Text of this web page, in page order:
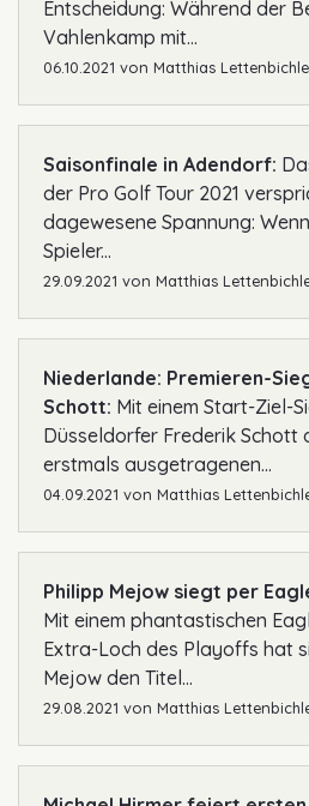
Entscheidung: Während der
Vahlenkamp mit...
06.10.2021 von Matthias
Saisonfinale in Adendorf:
der Pro Golf Tour 2021
dagewesene Spannung:
Spieler...
29.09.2021 von Matthias
Niederlande: Premieren-
Schott: Mit einem Start-Ziel-
Düsseldorfer Frederik Schott
erstmals ausgetragenen...
04.09.2021 von Matthias
Philipp Mejow siegt per
Mit einem phantastischen
Extra-Loch des Playoffs hat
Mejow den Titel...
29.08.2021 von Matthias